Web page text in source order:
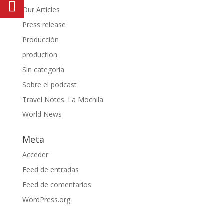
Our Articles
Press release
Producción
production
Sin categoría
Sobre el podcast
Travel Notes. La Mochila
World News
Meta
Acceder
Feed de entradas
Feed de comentarios
WordPress.org